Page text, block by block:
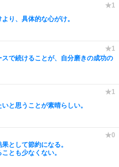
り、具体的な心がけ。
で続けることが、自分磨きの成功の
と思うことが素晴らしい。
として節約になる。
とも少なくない。